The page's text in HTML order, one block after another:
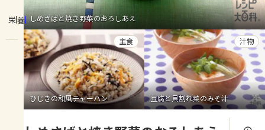
レシピ
トーク
よくあるお問い合わせ
お買い物
栄養 しめさばと焼き野菜のおろしあえ
ひじきの和風チャーハン
主食
豆腐と貝割れ菜のみそ汁
汁物